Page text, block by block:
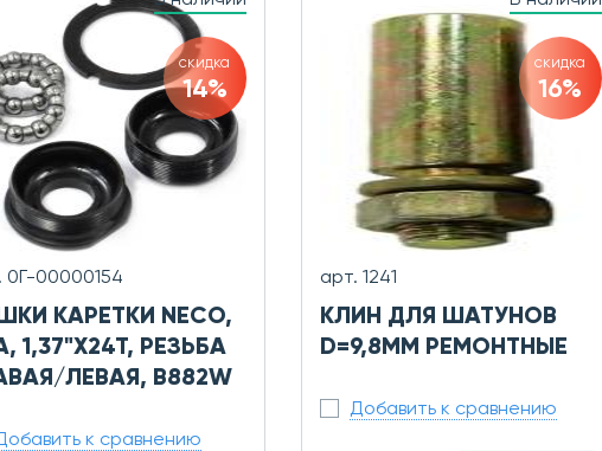
скидка
14%
0Г-00000154
КАРЕТКИ NECO,
1,37"Х24Т, РЕЗЬБА
ЛЕВАЯ, B882W
к сравнению
скидка
16%
арт. 1241
КЛИН ДЛЯ ШАТУНОВ
D=9,8ММ РЕМОНТНЫЕ
Добавить к сравнению